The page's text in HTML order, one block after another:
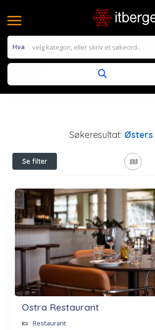
Hva
Søkeresultat: Østers
Se filter
Ostra Restaurant
Restaurant